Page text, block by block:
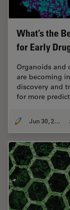
What’s the
for Early
Organoids and
are becoming
discovery and
for more
Jun 30, 2026